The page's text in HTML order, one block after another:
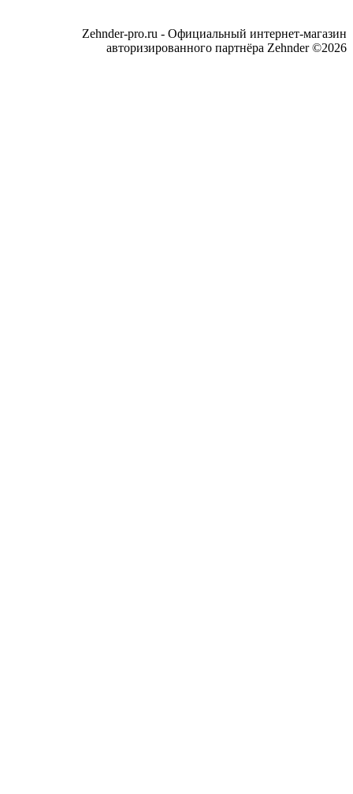
Zehnder-pro.ru - Официальный интернет-магазин
авторизированного партнёра Zehnder ©2026